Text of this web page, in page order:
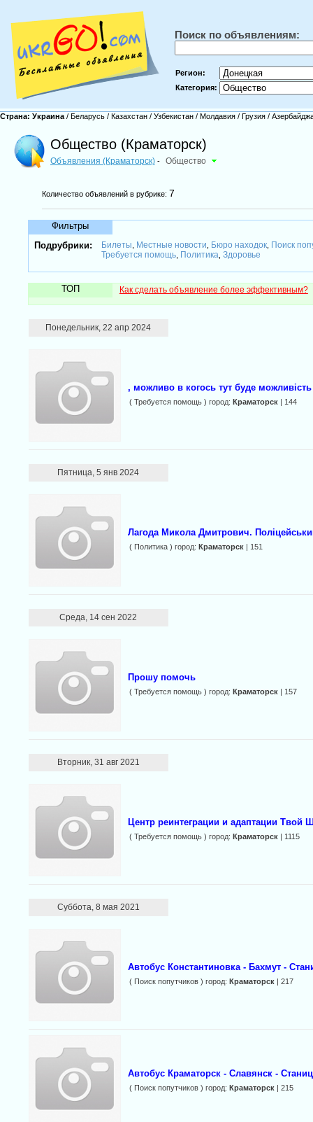
Поиск по объявлениям:
Регион:
Категория:
Страна: Украина / Беларусь / Казахстан / Узбекистан / Молдавия / Грузия /
Общество (Краматорск)
Объявления (Краматорск) - Общество
Количество объявлений в рубрике: 7
Фильтры
Подрубрики:
Билеты Местные новости Бюро находок,
Поиск
Требуется помощь, Политика Здоровье
ТОП Как сделать объявление более эффективным?
Понедельник, 22 апр 2024
, можливо в когось тут буде
( Требуется помощь ) город: Краматорск| 144
Пятница, 5 янв 2024
Лагода Микола Дмитрович.
( Политика ) город: Краматорск| 151
Среда, 14 сен 2022
Прошу помочь
( Требуется помощь ) город: Краматорск| 157
Вторник, 31 авг 2021
Центр реинтеграции и адаптации Твой
( Требуется помощь ) город: Краматорск| 1115
Суббота, 8 мая 2021
Автобус Константиновка - Бахмут -
( Поиск попутчиков ) город: Краматорск| 217
Автобус Краматорск - Славянск -
( Поиск попутчиков ) город: Краматорск| 215